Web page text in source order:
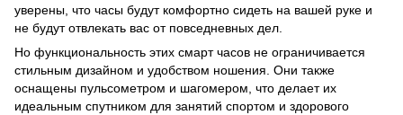
уверены, что часы будут комфортно сидеть на вашей руке и
не будут отвлекать вас от повседневных дел.
Но функциональность этих смарт часов не ограничивается
стильным дизайном и удобством ношения. Они также
оснащены пульсометром и шагомером, что делает их
идеальным спутником для занятий спортом и здорового